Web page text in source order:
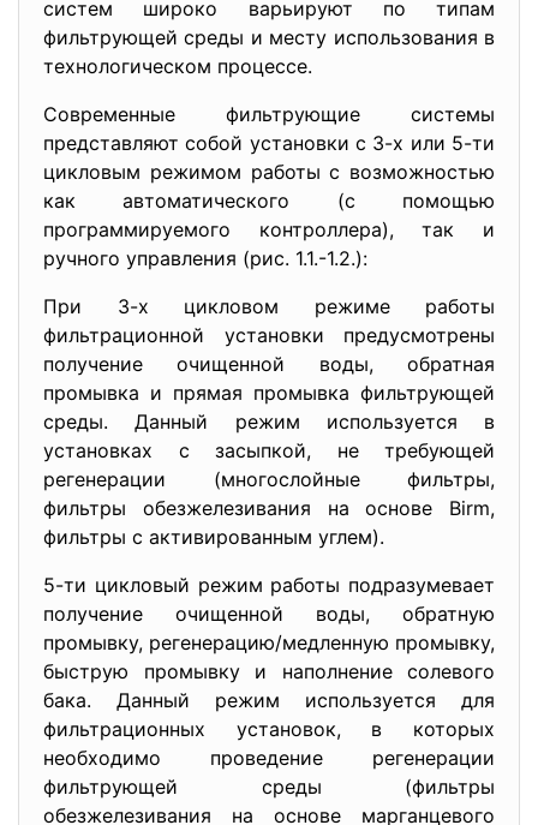
систем широко варьируют по типам
фильтрующей среды и месту использования в
технологическом процессе.
Современные фильтрующие системы
представляют собой установки с 3-х или 5-ти
цикловым режимом работы с возможностью
как автоматического (с помощью
программируемого контроллера), так и
ручного управления (рис. 1.1.-1.2.):
При З-х цикловом режиме работы
фильтрационной установки предусмотрены
получение очищенной воды, обратная
промывка и прямая промывка фильтрующей
среды. Данный режим используется в
установках с засыпкой, не требующей
регенерации (многослойные фильтры,
фильтры обезжелезивания на основе Birm,
фильтры с активированным углем).
5-ти цикловый режим работы подразумевает
получение очищенной воды, обратную
промывку, регенерацию/медленную промывку,
быструю промывку и наполнение солевого
бака. Данный режим используется для
фильтрационных установок, в которых
необходимо проведение регенерации
фильтрующей среды (фильтры
обезжелезивания на основе марганцевого